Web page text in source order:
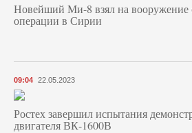
Новейший Ми-8 взял на вооружение
операции в Сирии
09:04 22.05.2023
Ростех завершил испытания
двигателя ВК-1600В